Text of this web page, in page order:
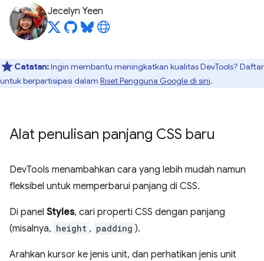
Jecelyn Yeen
Catatan:Ingin membantu meningkatkan kualitas DevTools? Daftar
untuk berpartisipasi dalam Riset Pengguna Google di sini.
Alat penulisan panjang CSS baru
DevTools menambahkan cara yang lebih mudah namun
fleksibel untuk memperbarui panjang di CSS.
Di panel Styles, cari properti CSS dengan panjang
(misalnya, height , padding ).
Arahkan kursor ke jenis unit, dan perhatikan jenis unit